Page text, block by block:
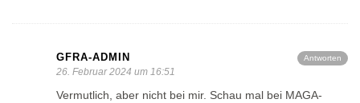
Antworten
GFRA-ADMIN
26. Februar 2024 um 16:51
Vermutlich, aber nicht bei mir. Schau mal bei MAGA-